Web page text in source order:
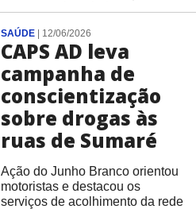
SAÚDE| 12/06/2026
CAPS AD leva
campanha de
conscientização
sobre drogas às
ruas de Sumaré
Ação do Junho Branco orientou
motoristas e destacou os
serviços de acolhimento da rede